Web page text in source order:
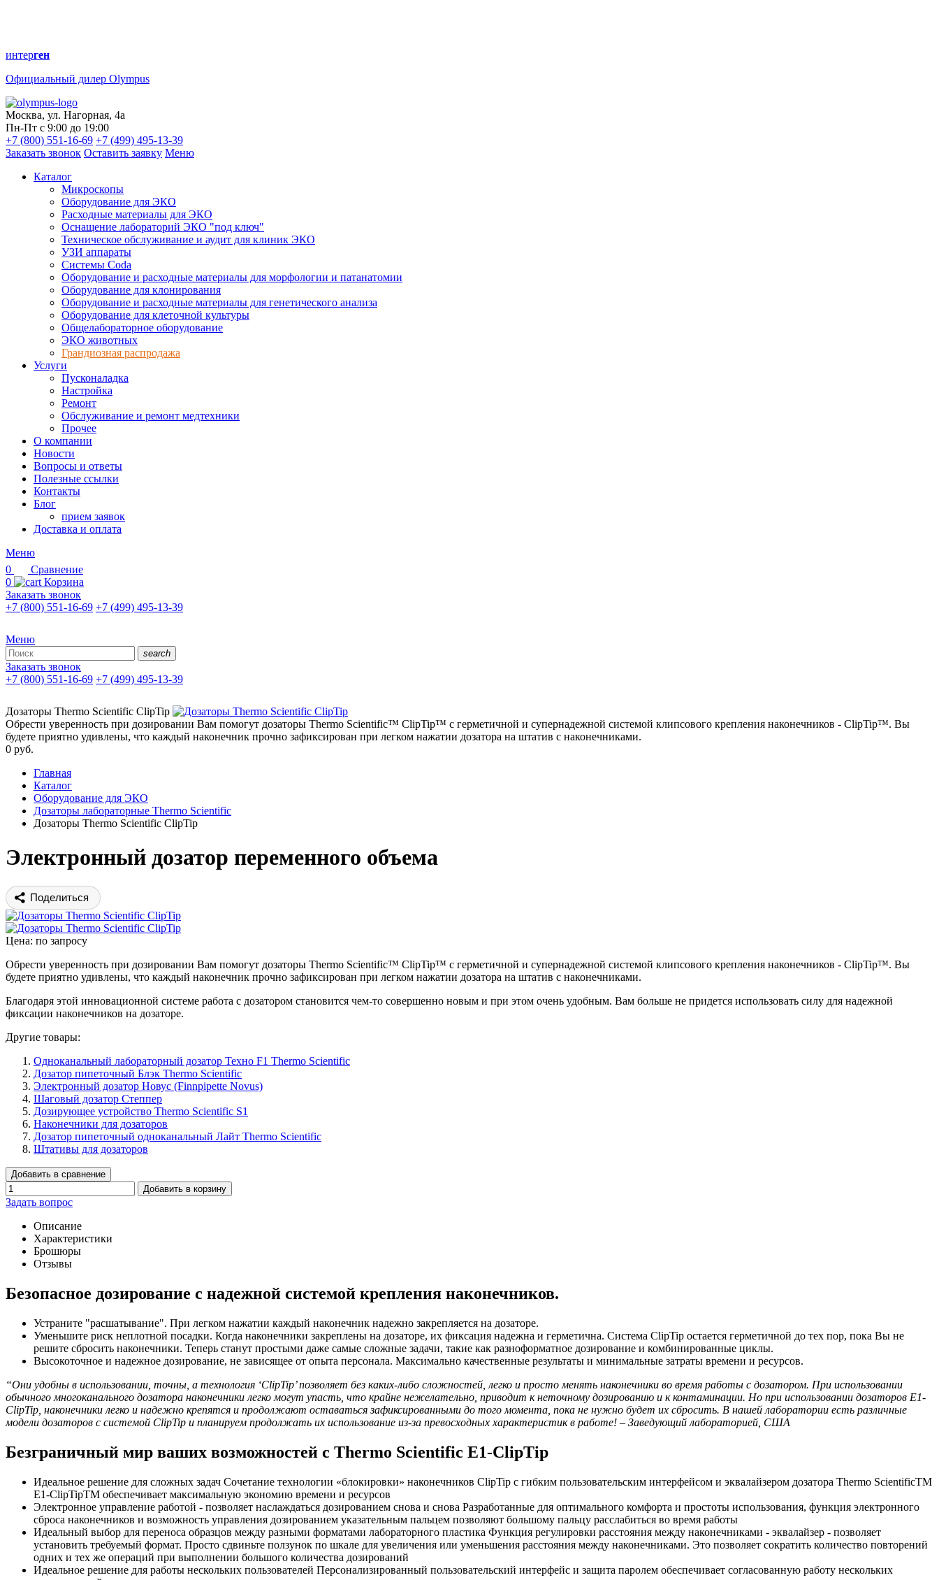
интерген
Официальный дилер Olympus
Москва, ул. Нагорная, 4а
Пн-Пт с 9:00 до 19:00
+7 (800) 551-16-69 +7 (499) 495-13-39
Заказать звонок Оставить заявку Меню
Каталог
Микроскопы
Оборудование для ЭКО
Расходные материалы для ЭКО
Оснащение лабораторий ЭКО "под ключ"
Техническое обслуживание и аудит для клиник ЭКО
УЗИ аппараты
Системы Coda
Оборудование и расходные материалы для морфологии и патанатомии
Оборудование для клонирования
Оборудование и расходные материалы для генетического анализа
Оборудование для клеточной культуры
Общелабораторное оборудование
ЭКО животных
Грандиозная распродажа
Услуги
Пусконаладка
Настройка
Ремонт
Обслуживание и ремонт медтехники
Прочее
О компании
Новости
Вопросы и ответы
Полезные ссылки
Контакты
Блог
прием заявок
Доставка и оплата
Меню
0
Сравнение
0
Корзина
Заказать звонок
+7 (800) 551-16-69 +7 (499) 495-13-39
Меню
search
Заказать звонок
+7 (800) 551-16-69 +7 (499) 495-13-39
Дозаторы Thermo Scientific ClipTip
Обрести уверенность при дозировании Вам помогут дозаторы Thermo Scientific™ ClipTip™ с герметичной и супернадежной системой клипсового крепления наконечников - ClipTip™. Вы
будете приятно удивлены, что каждый наконечник прочно зафиксирован при легком нажатии дозатора на штатив с наконечниками.
0 руб.
Главная
Каталог
Оборудование для ЭКО
Дозаторы лабораторные Thermo Scientific
Дозаторы Thermo Scientific ClipTip
Электронный дозатор переменного объема
Поделиться
Цена: по запросу
Обрести уверенность при дозировании Вам помогут дозаторы Thermo Scientific™ ClipTip™ с герметичной и супернадежной системой клипсового крепления наконечников - ClipTip™. Вы
будете приятно удивлены, что каждый наконечник прочно зафиксирован при легком нажатии дозатора на штатив с наконечниками.
Благодаря этой инновационной системе работа с дозатором становится чем-то совершенно новым и при этом очень удобным. Вам больше не придется использовать силу для надежной
фиксации наконечников на дозаторе.
Другие товары:
Одноканальный лабораторный дозатор Техно F1 Thermo Scientific
Дозатор пипеточный Блэк Thermo Scientific
Электронный дозатор Новус (Finnpipette Novus)
Шаговый дозатор Степпер
Дозирующее устройство Thermo Scientific S1
Наконечники для дозаторов
Дозатор пипеточный одноканальный Лайт Thermo Scientific
Штативы для дозаторов
Добавить в сравнение
Добавить в корзину
Задать вопрос
Описание
Характеристики
Брошюры
Отзывы
Безопасное дозирование с надежной системой крепления наконечников.
Устраните "расшатывание". При легком нажатии каждый наконечник надежно закрепляется на дозаторе.
Уменьшите риск неплотной посадки. Когда наконечники закреплены на дозаторе, их фиксация надежна и герметична. Система ClipTip остается герметичной до тех пор, пока Вы не
решите сбросить наконечники. Теперь станут простыми даже самые сложные задачи, такие как разноформатное дозирование и комбинированные циклы.
Высокоточное и надежное дозирование, не зависящее от опыта персонала. Максимально качественные результаты и минимальные затраты времени и ресурсов.
“Они удобны в использовании, точны, а технология ‘ClipTip’ позволяет без каких-либо сложностей, легко и просто менять наконечники во время работы с дозатором. При использовании
обычного многоканального дозатора наконечники легко могут упасть, что крайне нежелательно, приводит к неточному дозированию и к контаминации. Но при использовании дозаторов E1-
ClipTip, наконечники легко и надежно крепятся и продолжают оставаться зафиксированными до того момента, пока не нужно будет их сбросить. В нашей лаборатории есть различные
модели дозаторов с системой ClipTip и планируем продолжать их использование из-за превосходных характеристик в работе! – Заведующий лабораторией, США
Безграничный мир ваших возможностей c Thermo Scientific E1-ClipTip
Идеальное решение для сложных задач Сочетание технологии «блокировки» наконечников ClipTip с гибким пользовательским интерфейсом и эквалайзером дозатора Thermo ScientificTM
E1-ClipTipTM обеспечивает максимальную экономию времени и ресурсов
Электронное управление работой - позволяет наслаждаться дозированием снова и снова Разработанные для оптимального комфорта и простоты использования, функция электронного
сброса наконечников и возможность управления дозированием указательным пальцем позволяют большому пальцу расслабиться во время работы
Идеальный выбор для переноса образцов между разными форматами лабораторного пластика Функция регулировки расстояния между наконечниками - эквалайзер - позволяет
установить требуемый формат. Просто сдвиньте ползунок по шкале для увеличения или уменьшения расстояния между наконечниками. Это позволяет сократить количество повторений
одних и тех же операций при выполнении большого количества дозирований
Идеальное решение для работы нескольких пользователей Персонализированный пользовательский интерфейс и защита паролем обеспечивает согласованную работу нескольких